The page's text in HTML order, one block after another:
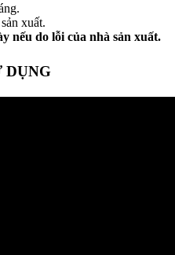
xuất.
nếu do lỗi của nhà sản xuất.
DỤNG